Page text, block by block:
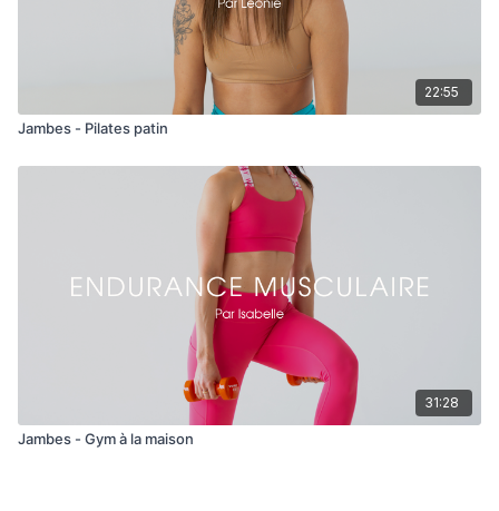
22:55
Jambes - Pilates patin
31:28
Jambes - Gym à la maison